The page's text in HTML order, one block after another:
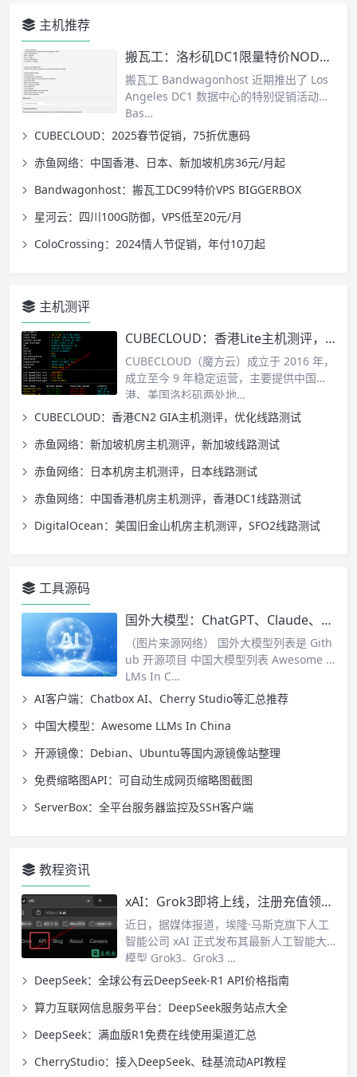
主机推荐
搬瓦工：洛杉矶DC1限量特价NODESEEK-BIGGERBOX-PRO
搬瓦工 Bandwagonhost 近期推出了 Los
Angeles DC1 数据中心的特别促销活动：
Bas…
CUBECLOUD：2025春节促销，75折优惠码
赤鱼网络：中国香港、日本、新加坡机房36元/月起
Bandwagonhost：搬瓦工DC99特价VPS BIGGERBOX
星河云：四川100G防御，VPS低至20元/月
ColoCrossing：2024情人节促销，年付10刀起
主机测评
CUBECLOUD：香港Lite主机测评，香港线路测试
CUBECLOUD（魔方云）成立于 2016 年，
成立至今 9 年稳定运营，主要提供中国香
港、美国洛杉矶两处地…
CUBECLOUD：香港CN2 GIA主机测评，优化线路测试
赤鱼网络：新加坡机房主机测评，新加坡线路测试
赤鱼网络：日本机房主机测评，日本线路测试
赤鱼网络：中国香港机房主机测评，香港DC1线路测试
DigitalOcean：美国旧金山机房主机测评，SFO2线路测试
工具源码
国外大模型：ChatGPT、Claude、xAI等汇总
（图片来源网络） 国外大模型列表是 Gith
ub 开源项目 中国大模型列表 Awesome L
LMs In C…
AI客户端：Chatbox AI、Cherry Studio等汇总推荐
中国大模型：Awesome LLMs In China
开源镜像：Debian、Ubuntu等国内源镜像站整理
免费缩略图API：可自动生成网页缩略图截图
ServerBox：全平台服务器监控及SSH客户端
教程资讯
xAI：Grok3即将上线，注册充值领取150美元赠金教程
近日，据媒体报道，埃隆·马斯克旗下人工
智能公司 xAI 正式发布其最新人工智能大
模型 Grok3。Grok3 …
DeepSeek：全球公有云DeepSeek-R1 API价格指南
算力互联网信息服务平台：DeepSeek服务站点大全
DeepSeek：满血版R1免费在线使用渠道汇总
CherryStudio：接入DeepSeek、硅基流动API教程